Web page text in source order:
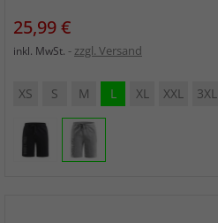
Preis
25,99 €
inkl. MwSt. zzgl. Versand
XS S M L XL XXL 3XL